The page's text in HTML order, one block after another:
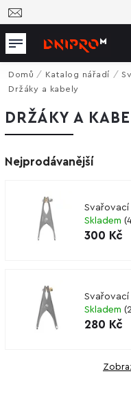
Domů / Katalog nářadí /
Držáky a kabely
DRŽÁKY A
Nejprodávanější
Svařovací
Skladem (
300 Kč
Svařovací
Skladem (
280 Kč